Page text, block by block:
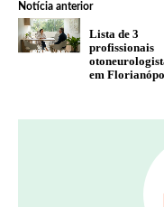
Notícia anterior
Lista de 3
profissionais
em